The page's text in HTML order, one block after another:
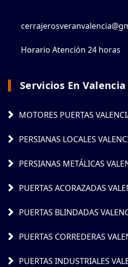
Horario Atención 24 horas
Servicios En Valencia
MOTORES PUERTAS
PERSIANAS LOCALES
PERSIANAS METÁLICAS
PUERTAS ACORAZADAS
PUERTAS BLINDADAS
PUERTAS CORREDERAS
PUERTAS INDUSTRIALES